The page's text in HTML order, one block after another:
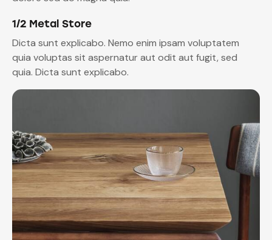
1/2 Metal Store
Dicta sunt explicabo. Nemo enim ipsam voluptatem
quia voluptas sit aspernatur aut odit aut fugit, sed
quia. Dicta sunt explicabo.